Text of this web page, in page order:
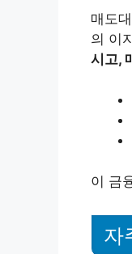
매도
의 이
시고,
이 금
자